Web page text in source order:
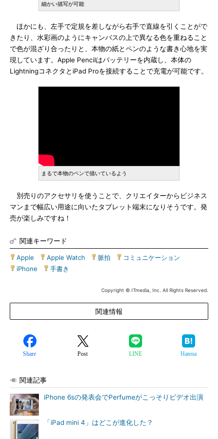
細かい描写が可能
ほかにも、左手で定規を差しながら右手で直線を引くことがで
きたり、水彩画のようにキャンバスの上で異なる色を重ねること
で色が混ざり合ったりと、本物の紙とペンのような書き心地を実
現しています。Apple Pencilはバッテリーを内蔵し、本体の
LightningコネクタとiPad Proを接続することで充電が可能です。
まるで本物のペンで描いているよう
別売りのアクセサリを使うことで、クリエイターからビジネス
マンまで幅広い用途に向いたタブレット端末になりそうです。発
売が楽しみですね！
関連キーワード
Apple Apple Watch 脈拍 コミュニケーション
iPhone
手書き
Copyright © ITmedia, Inc. All Rights Reserved.
関連情報
Share Post LINE Hatena
関連記事
iPhone 6sの発表会でPerfumeがこっそりビデオ出演
「iPad mini 4」はどこが進化した？